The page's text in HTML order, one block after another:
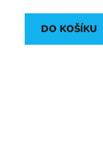
DO KOŠÍKU